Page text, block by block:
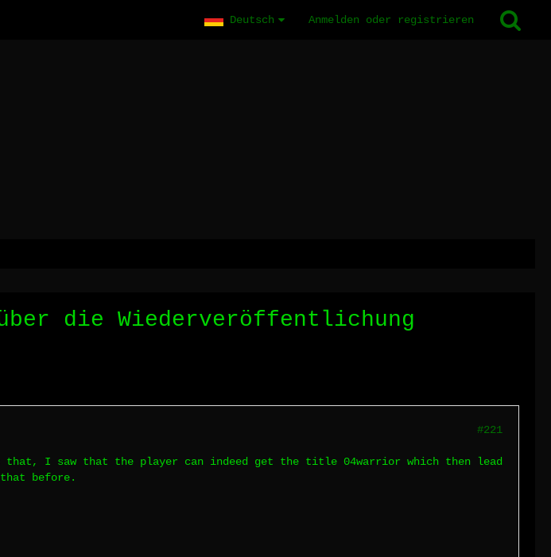
Deutsch Anmelden oder registrieren
die Wiederveröffentlichung
#221
I saw that the player can indeed get the title 04warrior which then lead
before.